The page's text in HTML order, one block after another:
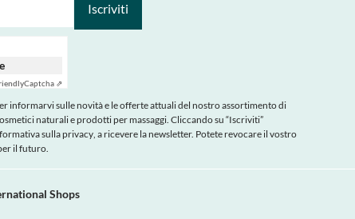
Iscriviti
Captcha ⇗
informarvi sulle novità e le offerte attuali del nostro assortimento di
naturali e prodotti per massaggi. Cliccando su “Iscriviti”
sulla privacy, a ricevere la newsletter. Potete revocare il vostro
il futuro.
Shops